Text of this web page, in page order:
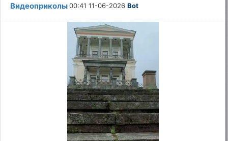
Видеоприколы00:41 11-06-2026Bot